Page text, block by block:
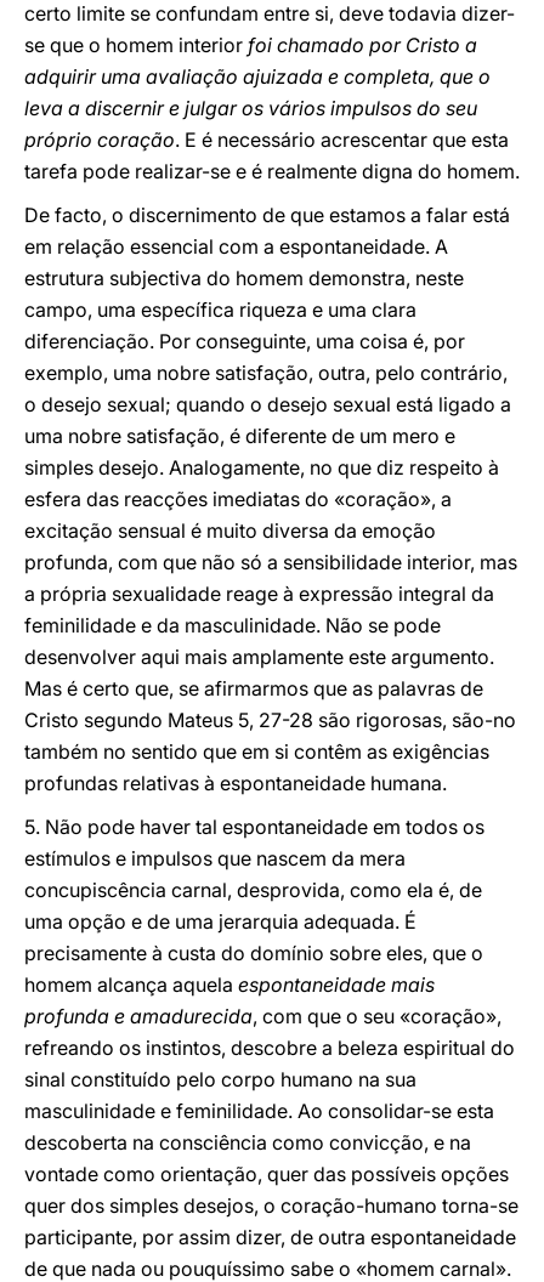
certo limite se confundam entre si, deve todavia dizer-
se que o homem interior foi chamado por Cristo a
adquirir uma avaliação ajuizada e completa, que o
leva a discernir e julgar os vários impulsos do seu
próprio coração. E é necessário acrescentar que esta
tarefa pode realizar-se e é realmente digna do homem.
De facto, o discernimento de que estamos a falar está
em relação essencial com a espontaneidade. A
estrutura subjectiva do homem demonstra, neste
campo, uma específica riqueza e uma clara
diferenciação. Por conseguinte, uma coisa é, por
exemplo, uma nobre satisfação, outra, pelo contrário,
o desejo sexual; quando o desejo sexual está ligado a
uma nobre satisfação, é diferente de um mero e
simples desejo. Analogamente, no que diz respeito à
esfera das reacções imediatas do «coração», a
excitação sensual é muito diversa da emoção
profunda, com que não só a sensibilidade interior, mas
a própria sexualidade reage à expressão integral da
feminilidade e da masculinidade. Não se pode
desenvolver aqui mais amplamente este argumento.
Mas é certo que, se afirmarmos que as palavras de
Cristo segundo Mateus 5, 27-28 são rigorosas, são-no
também no sentido que em si contêm as exigências
profundas relativas à espontaneidade humana.
5. Não pode haver tal espontaneidade em todos os
estímulos e impulsos que nascem da mera
concupiscência carnal, desprovida, como ela é, de
uma opção e de uma jerarquia adequada. É
precisamente à custa do domínio sobre eles, que o
homem alcança aquela espontaneidade mais
profunda e amadurecida, com que o seu «coração»,
refreando os instintos, descobre a beleza espiritual do
sinal constituído pelo corpo humano na sua
masculinidade e feminilidade. Ao consolidar-se esta
descoberta na consciência como convicção, e na
vontade como orientação, quer das possíveis opções
quer dos simples desejos, o coração-humano torna-se
participante, por assim dizer, de outra espontaneidade
de que nada ou pouquíssimo sabe o «homem carnal».